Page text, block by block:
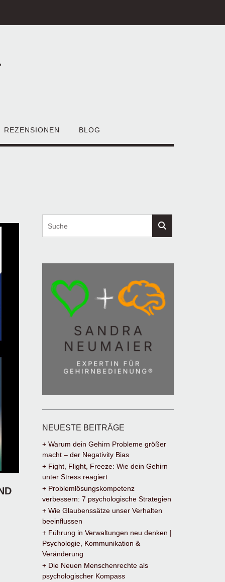
REZENSIONEN BLOG
NEUESTE BEITRÄGE
+ Warum dein Gehirn Probleme größer
macht – der Negativity Bias
+ Fight, Flight, Freeze: Wie dein Gehirn
unter Stress reagiert
+ Problemlösungskompetenz
verbessern: 7 psychologische Strategien
+ Wie Glaubenssätze unser Verhalten
beeinflussen
+ Führung in Verwaltungen neu denken |
Psychologie, Kommunikation &
Veränderung
+ Die Neuen Menschenrechte als
psychologischer Kompass